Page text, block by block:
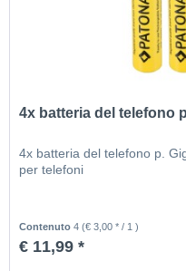
4x batteria del telefono
4x batteria del telefono p.
per telefoni
Contenuto4(€ 3,00 * / 1 )
€ 11,99 *